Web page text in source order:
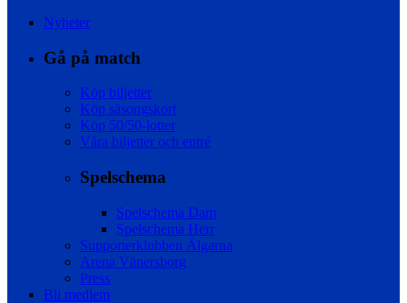
Nyheter
Gå på match
Köp biljetter
Köp säsongskort
Köp 50/50-lotter
Våra biljetter och entré
Spelschema
Spelschema Dam
Spelschema Herr
Supporterklubben Älgarna
Arena Vänersborg
Press
Bli medlem